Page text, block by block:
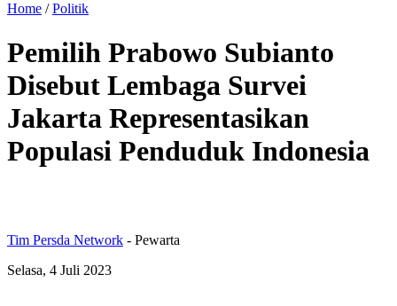
Home /Politik
Pemilih Prabowo Subianto
Disebut Lembaga Survei
Jakarta Representasikan
Populasi Penduduk Indonesia
Tim Persda Network - Pewarta
Selasa, 4 Juli 2023